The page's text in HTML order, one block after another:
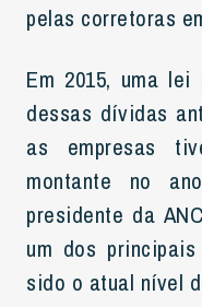
pelas corretoras
Em 2015, uma
dessas dívidas
as empresas
montante no
presidente da
um dos
sido o atual nível